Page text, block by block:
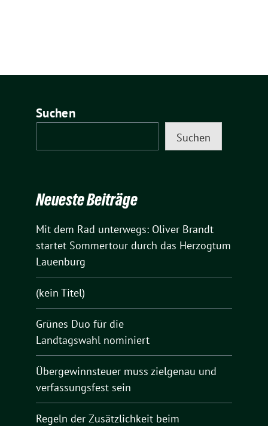
Suchen
Suchen
Neueste Beiträge
Mit dem Rad unterwegs: Oliver Brandt
startet Sommertour durch das Herzogtum
Lauenburg
(kein Titel)
Grünes Duo für die
Landtagswahl nominiert
Übergewinnsteuer muss zielgenau und
verfassungsfest sein
Regeln der Zusätzlichkeit beim